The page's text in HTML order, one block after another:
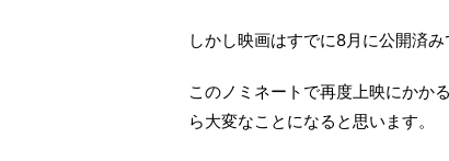
しかし映画はすでに8月に公開済
このノミネートで再度上映にかか
ら大変なことになると思います。